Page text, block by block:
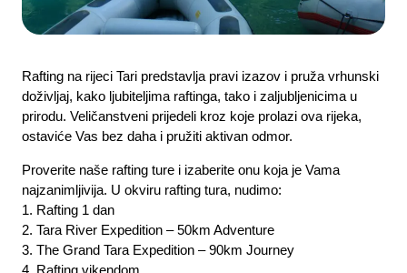
Rafting na rijeci Tari predstavlja pravi izazov i pruža vrhunski
doživljaj, kako ljubiteljima raftinga, tako i zaljubljenicima u
prirodu. Veličanstveni prijedeli kroz koje prolazi ova rijeka,
ostaviće Vas bez daha i pružiti aktivan odmor.
Proverite naše rafting ture i izaberite onu koja je Vama
najzanimljivija. U okviru rafting tura, nudimo:
1. Rafting 1 dan
2. Tara River Expedition – 50km Adventure
3. The Grand Tara Expedition – 90km Journey
4. Rafting vikendom